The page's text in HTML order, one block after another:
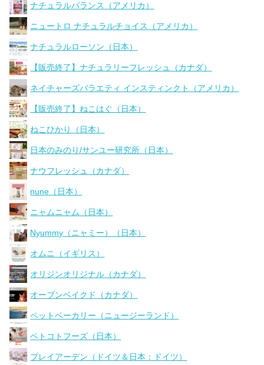
ナチュラルバランス（アメリカ）
ニュートロ ナチュラルチョイス（アメリカ）
ナチュラルローソン（日本）
【販売終了】ナチュラリーフレッシュ（カナダ）
ネイチャーズバラエティ インスティンクト（アメリカ）
【販売終了】ねこはぐ（日本）
ねこひかり（日本）
日本のみのり/サンユー研究所（日本）
ナウフレッシュ（カナダ）
nune（日本）
ニャムニャム（日本）
Nyummy（ニャミー）（日本）
オムニ（イギリス）
オリジンオリジナル（カナダ）
オーブンベイクド（カナダ）
ペットベーカリー（ニュージーランド）
ペトコトフーズ（日本）
プレイアーデン（ドイツ＆日本：ドイツ）